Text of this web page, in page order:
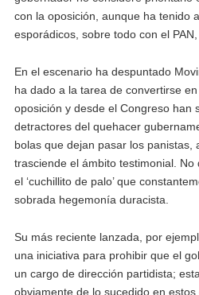
con la oposición, aunque ha tenido
esporádicos, sobre todo con el
En el escenario ha despuntado
ha dado a la tarea de convertirse
oposición y desde el Congreso han
detractores del quehacer
bolas que dejan pasar los panistas,
trasciende el ámbito testimonial. No
el ‘cuchillito de palo’ que
sobrada hegemonía duracista.
Su más reciente lanzada, por
una iniciativa para prohibir que el
un cargo de dirección partidista;
obviamente de lo sucedido en